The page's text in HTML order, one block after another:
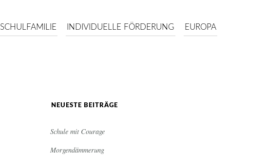
SCHULFAMILIE INDIVIDUELLE FÖRDERUNG EUROPA
NEUESTE BEITRÄGE
Schule mit Courage
Morgendämmerung